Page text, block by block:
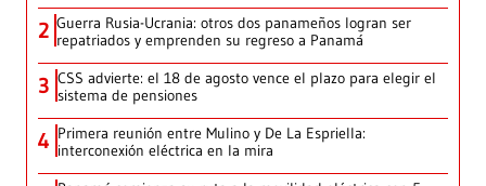
2 Guerra Rusia-Ucrania: otros dos panameños logran ser
repatriados y emprenden su regreso a Panamá
3 CSS advierte: el 18 de agosto vence el plazo para elegir el
sistema de pensiones
4 Primera reunión entre Mulino y De La Espriella:
interconexión eléctrica en la mira